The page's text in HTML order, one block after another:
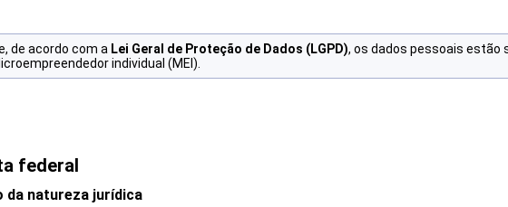
de acordo com a Lei Geral de Proteção de Dados (LGPD), os dados pessoais estão
individual (MEI).
federal
da natureza jurídica